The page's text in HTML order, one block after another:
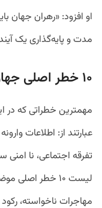
او افزود: «رهران جهان
مدت و پایه‌گذاری یک
۱۰ خطر اصلی جهان
مهمترین خطراتی که در
عبارتند از: اطلاعات
تفرقه اجتماعی، نا
لیست ۱۰ خطر
مهاجرات ناخواسته،